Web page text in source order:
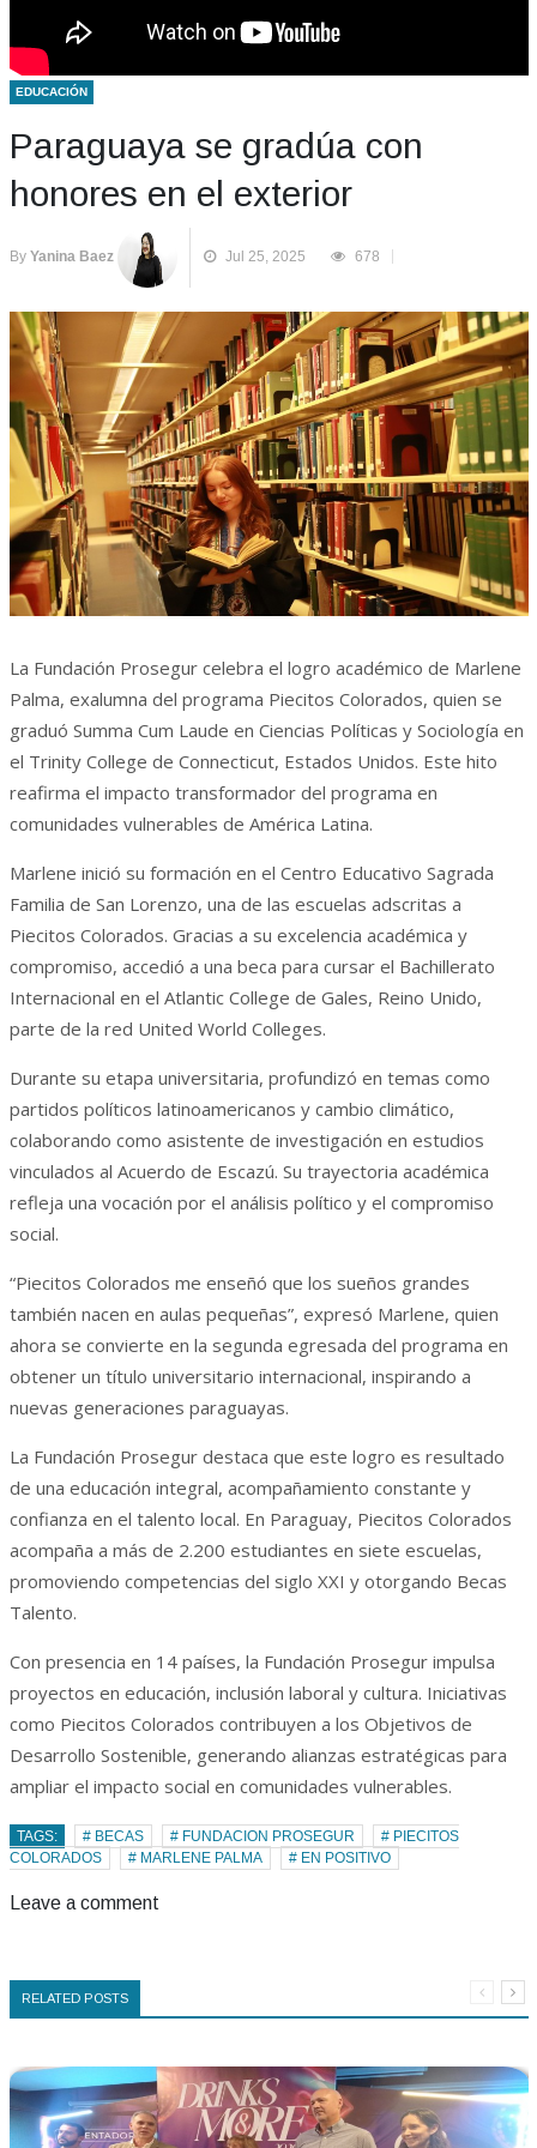
EDUCACIÓN
Paraguaya se gradúa con
honores en el exterior
By Yanina Baez Jul 25, 2025 678
La Fundación Prosegur celebra el logro académico de Marlene
Palma, exalumna del programa Piecitos Colorados, quien se
graduó Summa Cum Laude en Ciencias Políticas y Sociología en
el Trinity College de Connecticut, Estados Unidos. Este hito
reafirma el impacto transformador del programa en
comunidades vulnerables de América Latina.
Marlene inició su formación en el Centro Educativo Sagrada
Familia de San Lorenzo, una de las escuelas adscritas a
Piecitos Colorados. Gracias a su excelencia académica y
compromiso, accedió a una beca para cursar el Bachillerato
Internacional en el Atlantic College de Gales, Reino Unido,
parte de la red United World Colleges.
Durante su etapa universitaria, profundizó en temas como
partidos políticos latinoamericanos y cambio climático,
colaborando como asistente de investigación en estudios
vinculados al Acuerdo de Escazú. Su trayectoria académica
refleja una vocación por el análisis político y el compromiso
social.
“Piecitos Colorados me enseñó que los sueños grandes
también nacen en aulas pequeñas”, expresó Marlene, quien
ahora se convierte en la segunda egresada del programa en
obtener un título universitario internacional, inspirando a
nuevas generaciones paraguayas.
La Fundación Prosegur destaca que este logro es resultado
de una educación integral, acompañamiento constante y
confianza en el talento local. En Paraguay, Piecitos Colorados
acompaña a más de 2.200 estudiantes en siete escuelas,
promoviendo competencias del siglo XXI y otorgando Becas
Talento.
Con presencia en 14 países, la Fundación Prosegur impulsa
proyectos en educación, inclusión laboral y cultura. Iniciativas
como Piecitos Colorados contribuyen a los Objetivos de
Desarrollo Sostenible, generando alianzas estratégicas para
ampliar el impacto social en comunidades vulnerables.
TAGS: # BECAS # FUNDACION PROSEGUR
# PIECITOS
COLORADOS
# MARLENE PALMA # EN POSITIVO
Leave a comment
RELATED POSTS